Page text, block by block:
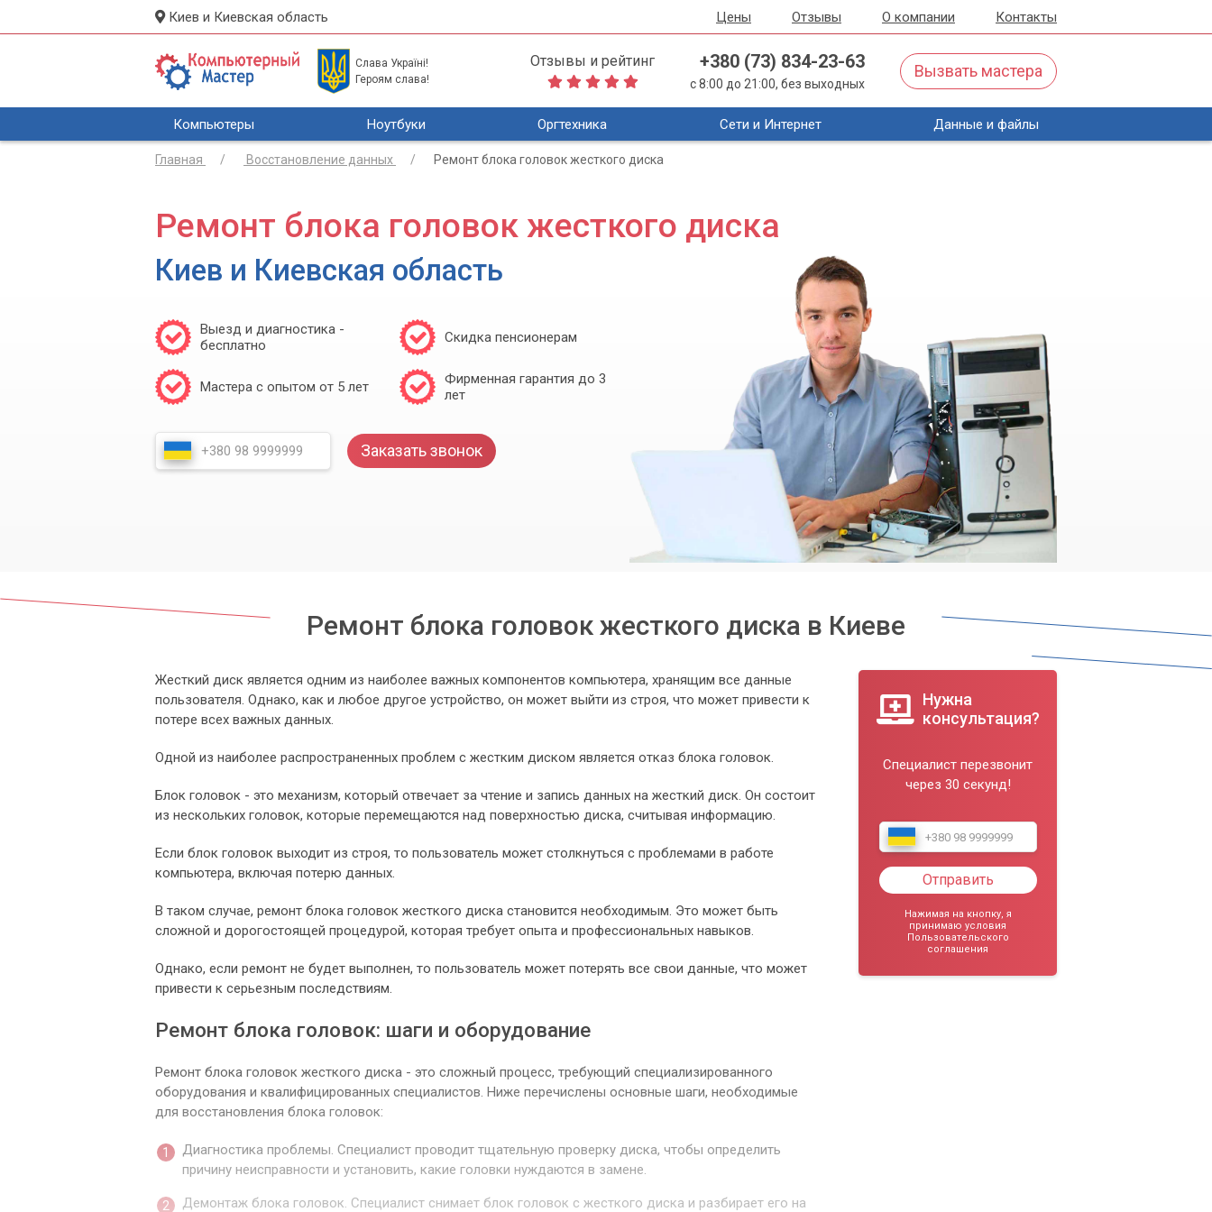
Киев и Киевская область Цены Отзывы О компании Контакты
Слава Україні!
Героям слава!
Отзывы и рейтинг +380 (73) 834-23-63
с 8:00 до 21:00, без выходных
Вызвать мастера
Компьютеры Ноутбуки Оргтехника Сети и Интернет Данные и файлы
Главная Восстановление данных Ремонт блока головок жесткого диска
Ремонт блока головок жесткого диска
Киев и Киевская область
Выезд и диагностика -
бесплатно
Скидка пенсионерам
Мастера с опытом от 5 лет
Фирменная гарантия до 3
лет
Заказать звонок
Ремонт блока головок жесткого диска в Киеве
Жесткий диск является одним из наиболее важных компонентов компьютера, хранящим все данные
пользователя. Однако, как и любое другое устройство, он может выйти из строя, что может привести к
потере всех важных данных.
Одной из наиболее распространенных проблем с жестким диском является отказ блока головок.
Блок головок - это механизм, который отвечает за чтение и запись данных на жесткий диск. Он состоит
из нескольких головок, которые перемещаются над поверхностью диска, считывая информацию.
Если блок головок выходит из строя, то пользователь может столкнуться с проблемами в работе
компьютера, включая потерю данных.
В таком случае, ремонт блока головок жесткого диска становится необходимым. Это может быть
сложной и дорогостоящей процедурой, которая требует опыта и профессиональных навыков.
Однако, если ремонт не будет выполнен, то пользователь может потерять все свои данные, что может
привести к серьезным последствиям.
Ремонт блока головок: шаги и оборудование
Ремонт блока головок жесткого диска - это сложный процесс, требующий специализированного
оборудования и квалифицированных специалистов. Ниже перечислены основные шаги, необходимые
для восстановления блока головок:
Диагностика проблемы. Специалист проводит тщательную проверку диска, чтобы определить
причину неисправности и установить, какие головки нуждаются в замене.
Демонтаж блока головок. Специалист снимает блок головок с жесткого диска и разбирает его на
Нужна
консультация?
Специалист перезвонит
через 30 секунд!
Отправить
Нажимая на кнопку, я
принимаю условия
Пользовательского
соглашения